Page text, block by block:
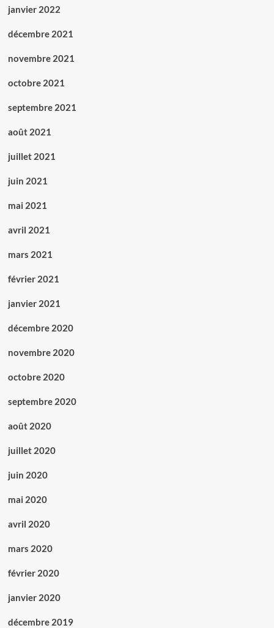
janvier 2022
décembre 2021
novembre 2021
octobre 2021
septembre 2021
août 2021
juillet 2021
juin 2021
mai 2021
avril 2021
mars 2021
février 2021
janvier 2021
décembre 2020
novembre 2020
octobre 2020
septembre 2020
août 2020
juillet 2020
juin 2020
mai 2020
avril 2020
mars 2020
février 2020
janvier 2020
décembre 2019